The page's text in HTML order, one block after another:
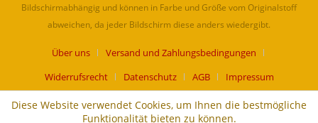
Bildschirmabhängig und können in Farbe und Größe vom Originalstoff
abweichen, da jeder Bildschirm diese anders wiedergibt.
Über uns
Versand und Zahlungsbedingungen
Widerrufsrecht
Datenschutz AGB Impressum
Diese Website verwendet Cookies, um Ihnen die bestmögliche
Funktionalität bieten zu können.